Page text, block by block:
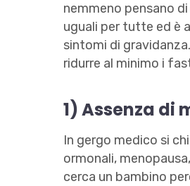
nemmeno pensano
uguali per tutte ed è
sintomi di
ridurre al minimo i
1)Assenza di
In gergo medico si
ormonali,
cerca un bambino